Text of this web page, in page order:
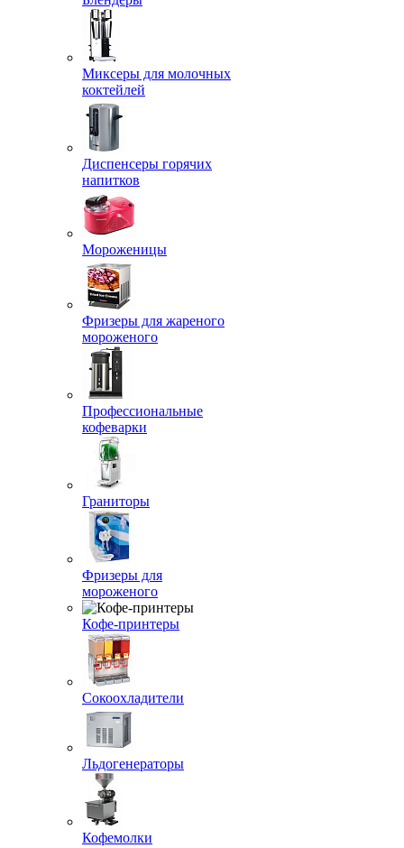
Миксеры для молочных
коктейлей
Диспенсеры горячих
напитков
Мороженицы
Фризеры для жареного
мороженого
Профессиональные
кофеварки
Граниторы
Фризеры для
мороженого
Кофе-принтеры
Сокоохладители
Льдогенераторы
Кофемолки